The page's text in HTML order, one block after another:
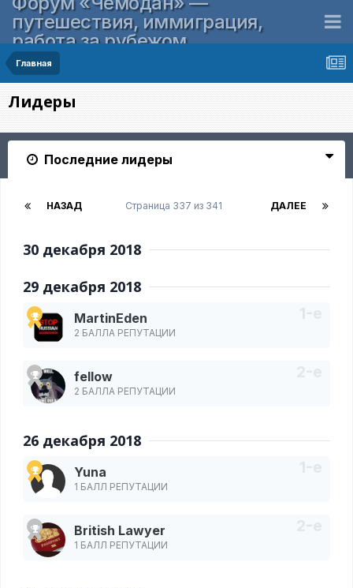
путешествия, иммиграция,
работа за рубежом
Главная
Лидеры
Последние лидеры
НАЗАД ДАЛЕЕ
Страница 337 из 341
30 декабря 2018
29 декабря 2018
MartinEden
2 БАЛЛА РЕПУТАЦИИ
fellow
2 БАЛЛА РЕПУТАЦИИ
26 декабря 2018
Yuna
1 БАЛЛ РЕПУТАЦИИ
British Lawyer
1 БАЛЛ РЕПУТАЦИИ